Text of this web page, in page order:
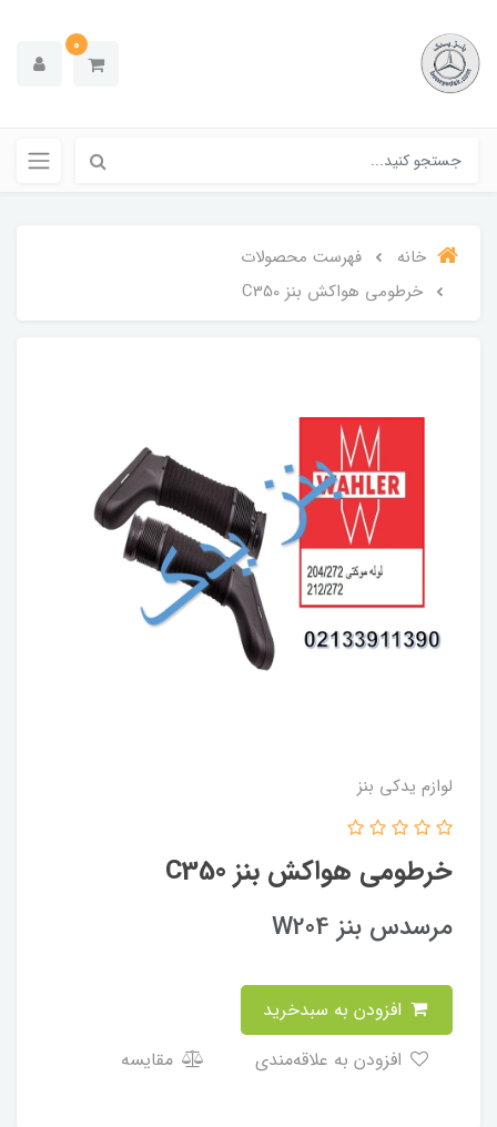
0
خانه
فهرست محصولات
خرطومی هواکش بنز C350
لوازم یدکی بنز
خرطومی هواکش بنز C350
مرسدس بنز W204
مقایسه